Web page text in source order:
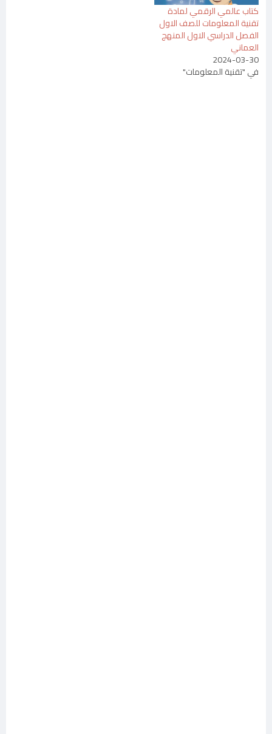
كتاب عالمي الرقمي لمادة
تقنية المعلومات للصف الاول
الفصل الدراسي الاول المنهج
العماني
2024-03-30
في "تقنية المعلومات"